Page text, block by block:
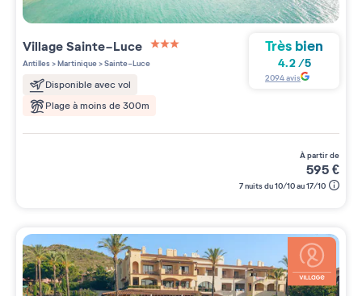
VillageSainte-Luce
3 étoiles sur 5
Antilles>Martinique>Sainte-Luce
Disponible avec vol
Plage à moins de 300m
Très bien
4.2/5
2094avis
à partir de
595€
7 nuits du 10/10 au 17/10